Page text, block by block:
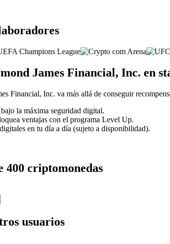
James Financial, Inc. en
Financial, Inc. va más allá de conseguir
la máxima seguridad digital.
ventajas con el programa Level Up.
en tu día a día (sujeto a disponibilidad).
400 criptomonedas
usuarios